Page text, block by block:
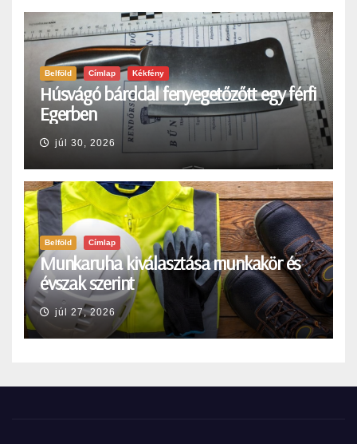
Belföld Címlap Kékfény
Húsvágó bárddal fenyegetőzőtt egy férfi
Egerben
júl 30, 2026
Belföld Címlap
Munkaruha kiválasztása munkakör és
évszak szerint
júl 27, 2026